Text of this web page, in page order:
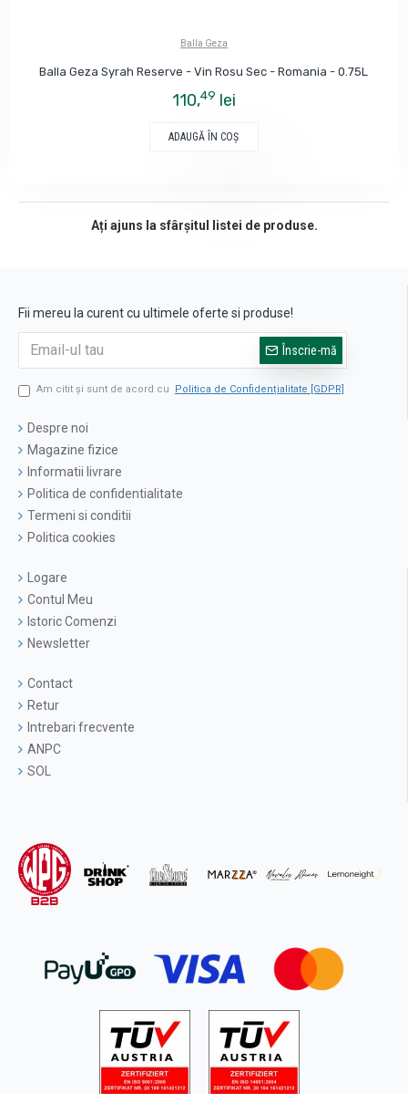
Balla Geza
Balla Geza Syrah Reserve - Vin Rosu Sec - Romania - 0.75L
110,49 lei
ADAUGĂ ÎN COŞ
Ați ajuns la sfârșitul listei de produse.
Fii mereu la curent cu ultimele oferte si produse!
Înscrie-mă
Am citit şi sunt de acord cu Politica de Confidențialitate [GDPR]
Despre noi
Magazine fizice
Informatii livrare
Politica de confidentialitate
Termeni si conditii
Politica cookies
Logare
Contul Meu
Istoric Comenzi
Newsletter
Contact
Retur
Intrebari frecvente
ANPC
SOL